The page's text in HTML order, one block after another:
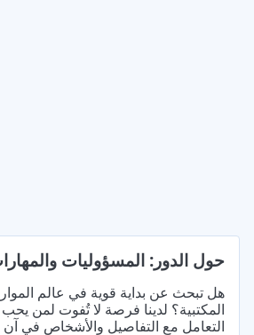
حول الدور: المسؤوليات
هل تبحث عن بداية قوية في عالم الموارد
المكتبية؟ لدينا فرصة لا تُفوت لمن يحب
التعامل مع التفاصيل والأشخاص في